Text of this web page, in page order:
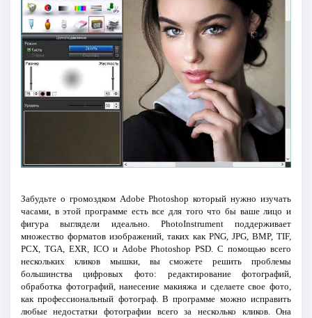
Забудьте о громоздком Adobe Photoshop который нужно изучать
часами, в этой программе есть все для того что бы ваше лицо и
фигура выглядели идеально. PhotoInstrument поддерживает
множество форматов изображений, таких как PNG, JPG, BMP, TIF,
PCX, TGA, EXR, ICO и Adobe Photoshop PSD. С помощью всего
нескольких кликов мышки, вы сможете решить проблемы
большинства цифровых фото: редактирование фотографий,
обработка фотографий, нанесение макияжа и сделаете свое фото,
как профессиональный фотограф. В программе можно исправить
любые недостатки фотографии всего за несколько кликов. Она